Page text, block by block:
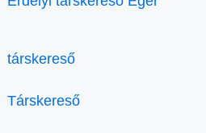
társkereső
Társkereső